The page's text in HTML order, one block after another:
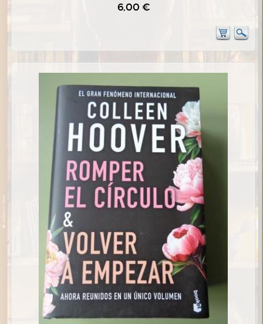
6,00 €